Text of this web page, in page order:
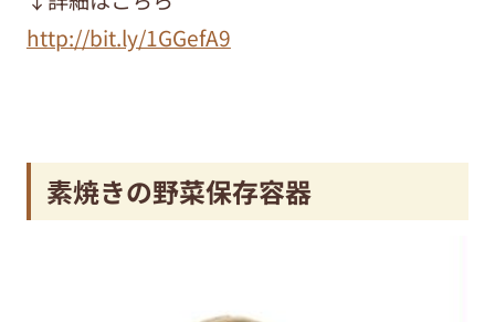
http://bit.ly/1GGefA9
素焼きの野菜保存容器